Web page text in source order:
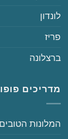
‏לונדון
‏פריז
‏ברצלונה
מדריכים
‏המלונות